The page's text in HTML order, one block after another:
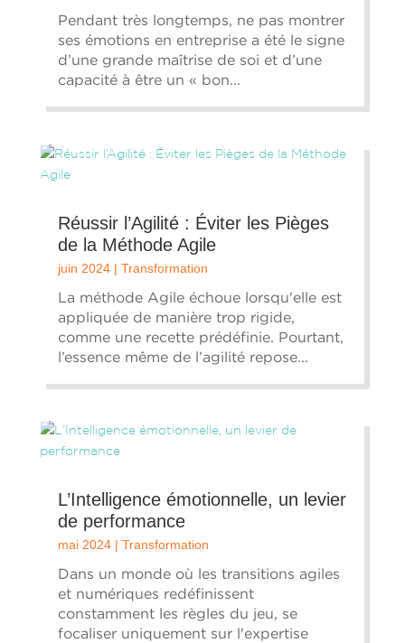
Pendant très longtemps, ne pas montrer
ses émotions en entreprise a été le signe
d’une grande maîtrise de soi et d’une
capacité à être un « bon...
Réussir l’Agilité : Éviter les Pièges
de la Méthode Agile
juin 2024| Transformation
La méthode Agile échoue lorsqu'elle est
appliquée de manière trop rigide,
comme une recette prédéfinie. Pourtant,
l’essence même de l’agilité repose...
L’Intelligence émotionnelle, un levier
de performance
mai 2024| Transformation
Dans un monde où les transitions agiles
et numériques redéfinissent
constamment les règles du jeu, se
focaliser uniquement sur l'expertise